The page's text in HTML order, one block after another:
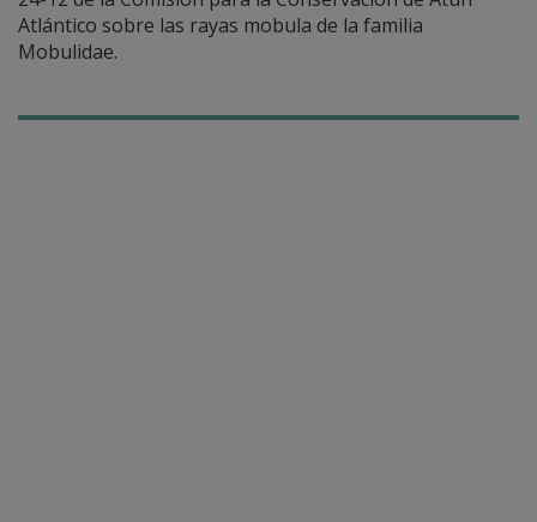
Atlántico sobre las rayas mobula de la familia
Mobulidae.